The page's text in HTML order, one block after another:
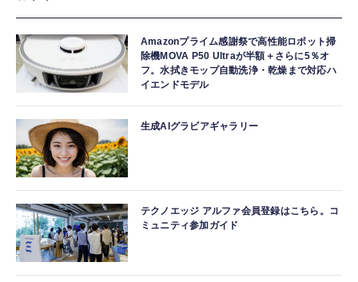
Amazonプライム感謝祭で高性能ロボット掃
除機MOVA P50 Ultraが半額＋さらに5％オ
フ。水拭きモップ自動洗浄・乾燥まで対応ハ
イエンドモデル
生成AIグラビアギャラリー
テクノエッジ アルファ会員登録はこちら。コ
ミュニティ参加ガイド